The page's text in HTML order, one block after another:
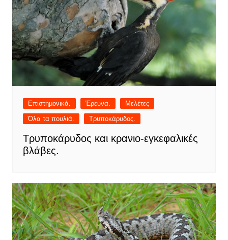
Επιστημονικά. Έρευνα.
Μελέτες
Όλα τα πουλιά.
Τρυποκάρυδος.
Τρυποκάρυδος και κρανιο-εγκεφαλικές
βλάβες.